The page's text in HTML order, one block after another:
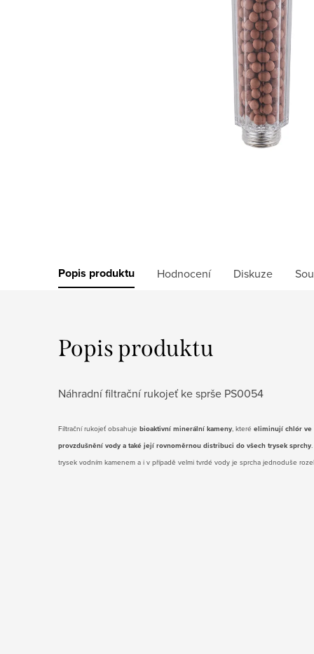
Popis produktu Hodnocení Diskuze
Popis produktu
Náhradní filtrační rukojeť ke sprše PS0054
Filtrační rukojeť obsahuje bioaktivní minerální kameny, které eliminují chlór ve
provzdušnění vody a také její rovnoměrnou distribuci do všech trysek sprchy
trysek vodním kamenem a i v případě velmi tvrdé vody je sprcha jednoduše